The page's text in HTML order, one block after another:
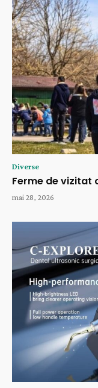
Diverse
Ferme de vizitat
mai 28, 2026